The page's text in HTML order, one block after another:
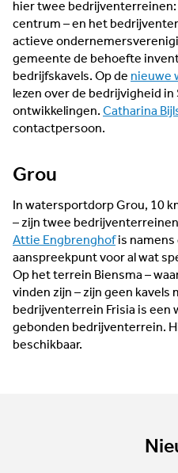
hier twee bedrijventerreinen:
centrum – en het
actieve
gemeente de behoefte
bedrijfskavels. Op de nieuwe
lezen over de bedrijvigheid
ontwikkelingen. Catharina
contactpersoon.
Grou
In watersportdorp Grou, 10
– zijn twee
Attie Engbrenghofis namens
aanspreekpunt voor al wat
Op het terrein Biensma –
vinden zijn – zijn geen kavels
bedrijventerrein Frisia is
gebonden bedrijventerrein.
beschikbaar.